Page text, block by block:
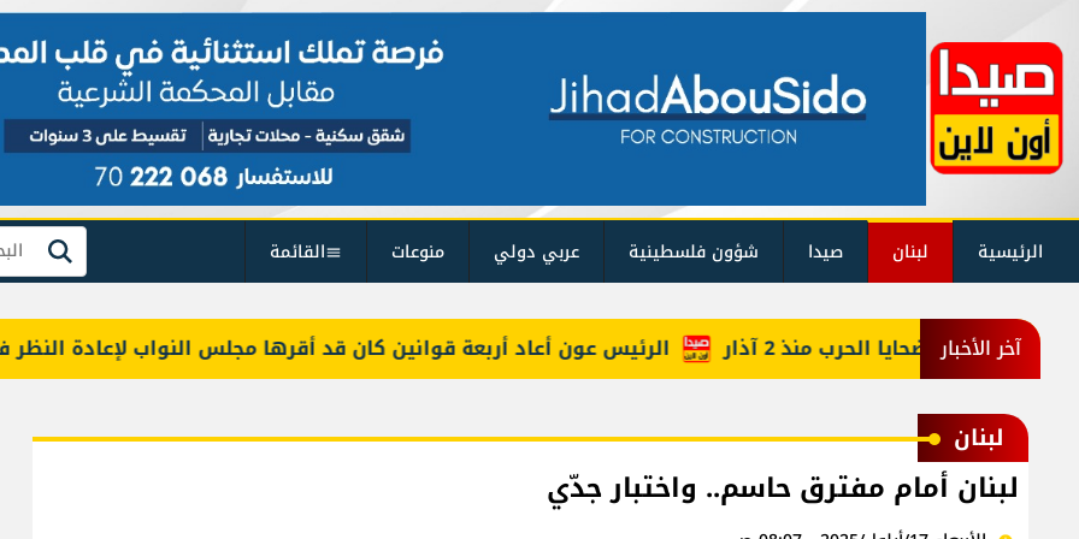
الرئيسية لبنان صيدا شؤون فلسطينية عربي دولي منوعات القائمة بحث
آخر الأخبار الرئيس عون أعاد أربعة قوانين كان قد أقرها مجلس النواب لإعادة النظر فيها حصيلة ضحايا الحرب منذ 2 آذار
لبنان
لبنان أمام مفترق حاسم.. واختبار جدّي